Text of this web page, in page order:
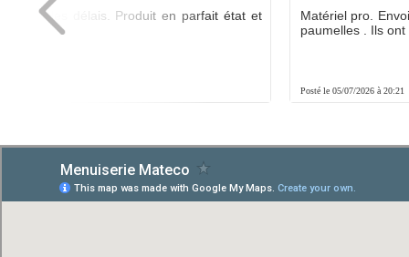
dans les délais. Produit en parfait état et
Posté le 05/07/2026 à 20:21
Matériel pro.
paumelles . Ils ont